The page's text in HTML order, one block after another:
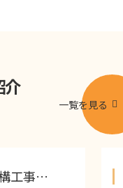
介
一覧を見る
工事…